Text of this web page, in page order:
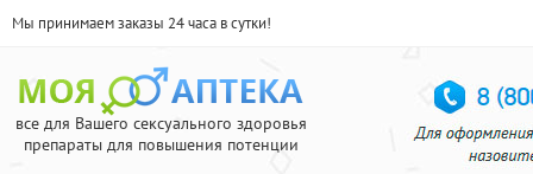
Мы принимаем заказы 24 часа в сутки!
все для Вашего сексуального здоровья
препараты для повышения потенции